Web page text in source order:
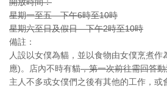
星期一至五 下午6時至10時
星期六至日及假日 下午2時至10時
備註：
人設以女僕為貓，並以食物由女僕烹煮
應)。店內不時有貓，第一次前往需回答
主人不多或女僕們之後有其他的工作，或